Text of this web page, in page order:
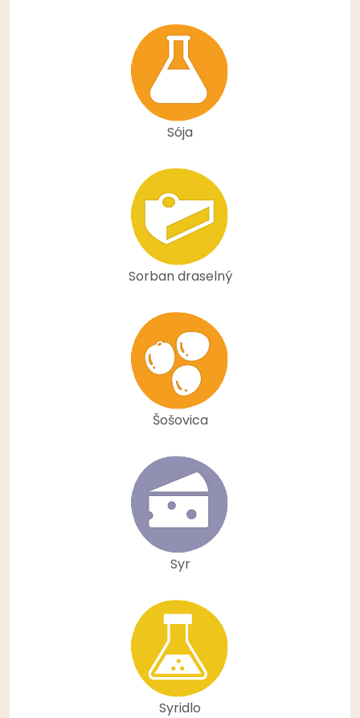
Sója
Sorban draselný
Šošovica
Syr
Syridlo